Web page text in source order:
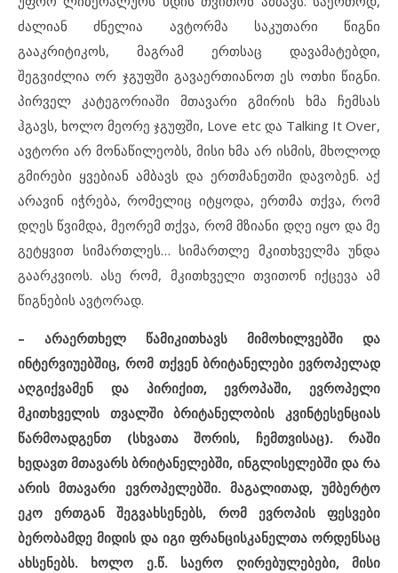
ძალიან ძნელია ავტორმა საკუთარი წიგნი
გააკრიტიკოს, მაგრამ ერთსაც დავამატებდი,
შეგვიძლია ორ ჯგუფში გავაერთიანოთ ეს ოთხი წიგნი.
პირველ კატეგორიაში მთავარი გმირის ხმა ჩემსას
ჰგავს, ხოლო მეორე ჯგუფში, Love etc და Talking It Over,
ავტორი არ მონაწილეობს, მისი ხმა არ ისმის, მხოლოდ
გმირები ყვებიან ამბავს და ერთმანეთში დავობენ. აქ
არავინ იჭრება, რომელიც იტყოდა, ერთმა თქვა, რომ
დღეს წვიმდა, მეორემ თქვა, რომ მზიანი დღე იყო და მე
გეტყვით სიმართლეს… სიმართლე მკითხველმა უნდა
გაარკვიოს. ასე რომ, მკითხველი თვითონ იქცევა ამ
წიგნების ავტორად.
– არაერთხელ წამიკითხავს მიმოხილვებში და
ინტერვიუებშიც, რომ თქვენ ბრიტანელები ევროპელად
აღგიქვამენ და პირიქით, ევროპაში, ევროპელი
მკითხველის თვალში ბრიტანელობის კვინტესენციას
წარმოადგენთ (სხვათა შორის, ჩემთვისაც). რაში
ხედავთ მთავარს ბრიტანელებში, ინგლისელებში და რა
არის მთავარი ევროპელებში. მაგალითად, უმბერტო
ეკო ერთგან შეგვახსენებს, რომ ევროპის ფესვები
ბერობამდე მიდის და იგი ფრანცისკანელთა ორდენსაც
ახსენებს. ხოლო ე.წ. საერო ღირებულებები, მისი